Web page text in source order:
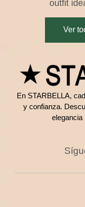
outfit
Ver
En STARBELLA,
y confianza.
elegancia